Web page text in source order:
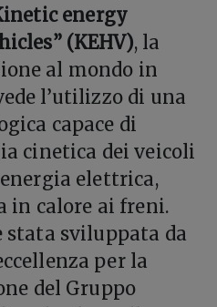
energy
(KEHV), la
al mondo in
l’utilizzo di una
capace di
cinetica dei veicoli
elettrica,
in calore ai freni.
stata sviluppata da
per la
del Gruppo